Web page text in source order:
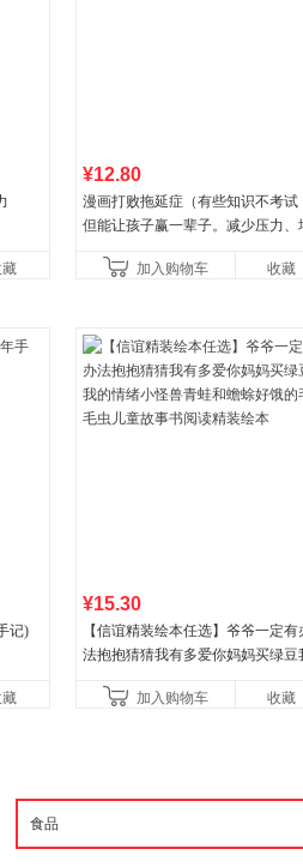
¥12.80
漫画打败拖延症（有些知识不考试
但能让孩子赢一辈子。减少压力、
合“小行动”触发大脑行动开
加入购物车 收藏
记)
¥15.30
【信谊精装绘本任选】爷爷一定有
法抱抱猜猜我有多爱你妈妈买绿豆
虫儿童故事书阅读精装绘本
加入购物车 收藏